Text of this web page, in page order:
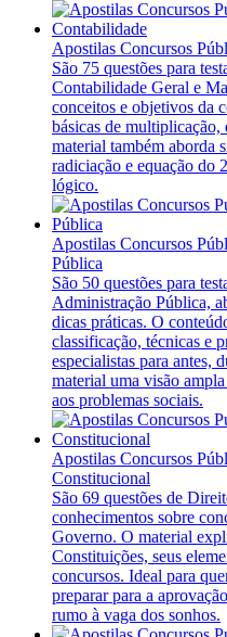
Apostilas Concursos
São 75 questões para
Contabilidade Geral e
conceitos e objetivos da
básicas de multiplicação,
material também aborda
radiciação e equação do
lógico.
Apostilas Concursos
Pública
São 50 questões para
Administração Pública,
dicas práticas. O
classificação, técnicas e
especialistas para antes,
material uma visão
aos problemas sociais.
Apostilas Concursos
Constitucional
São 69 questões de
conhecimentos sobre
Governo. O material
Constituições, seus
concursos. Ideal para
preparar para a
rumo à vaga dos sonhos.